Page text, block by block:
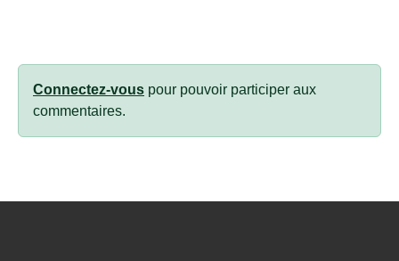
Connectez-vous pour pouvoir participer aux
commentaires.